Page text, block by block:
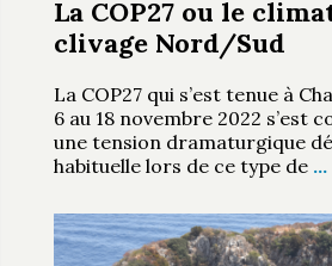
La COP27 ou le
clivage Nord/Sud
La COP27 qui s’est tenue à
6 au 18 novembre 2022 s’est
une tension dramaturgique
habituelle lors de ce type de …